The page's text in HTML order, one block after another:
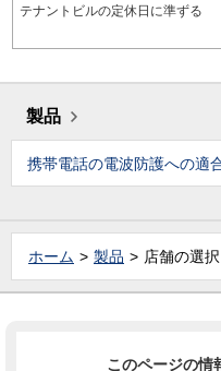
テナントビルの定休日に準ずる
製品
携帯電話の電波防護への適
ホーム 製品 店舗の選択
このページの情